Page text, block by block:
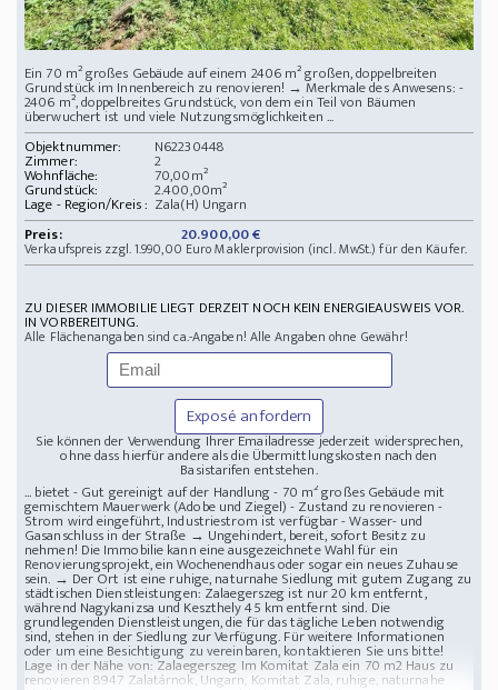
Ein 70 m² großes Gebäude auf einem 2406 m² großen, doppelbreiten
Grundstück im Innenbereich zu renovieren! → Merkmale des Anwesens: -
2406 m², doppelbreites Grundstück, von dem ein Teil von Bäumen
überwuchert ist und viele Nutzungsmöglichkeiten ...
Objektnummer:
N62230448
Zimmer: 2
Wohnfläche: 70,00m²
Grundstück: 2.400,00m²
Lage - Region/Kreis : Zala(H) Ungarn
Preis:
20.900,00 €
Verkaufspreis zzgl. 1.990,00 Euro Maklerprovision (incl. MwSt.) für den Käufer.
ZU DIESER IMMOBILIE LIEGT DERZEIT NOCH KEIN ENERGIEAUSWEIS VOR.
IN VORBEREITUNG.
Alle Flächenangaben sind ca.-Angaben! Alle Angaben ohne Gewähr!
Exposé anfordern
Sie können der Verwendung Ihrer Emailadresse jederzeit widersprechen,
ohne dass hierfür andere als die Übermittlungskosten nach den
Basistarifen entstehen.
... bietet - Gut gereinigt auf der Handlung - 70 m² großes Gebäude mit
gemischtem Mauerwerk (Adobe und Ziegel) - Zustand zu renovieren -
Strom wird eingeführt, Industriestrom ist verfügbar - Wasser- und
Gasanschluss in der Straße → Ungehindert, bereit, sofort Besitz zu
nehmen! Die Immobilie kann eine ausgezeichnete Wahl für ein
Renovierungsprojekt, ein Wochenendhaus oder sogar ein neues Zuhause
sein. → Der Ort ist eine ruhige, naturnahe Siedlung mit gutem Zugang zu
städtischen Dienstleistungen: Zalaegerszeg ist nur 20 km entfernt,
während Nagykanizsa und Keszthely 45 km entfernt sind. Die
grundlegenden Dienstleistungen, die für das tägliche Leben notwendig
sind, stehen in der Siedlung zur Verfügung. Für weitere Informationen
oder um eine Besichtigung zu vereinbaren, kontaktieren Sie uns bitte!
Lage in der Nähe von: Zalaegerszeg Im Komitat Zala ein 70 m2 Haus zu
renovieren8947 Zalatárnok, Ungarn, Komitat Zala, ruhige, naturnahe